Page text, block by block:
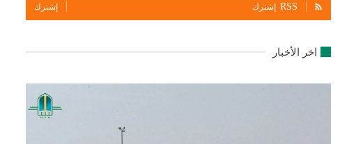
RSS إشترك إشترك
اخر الأخبار